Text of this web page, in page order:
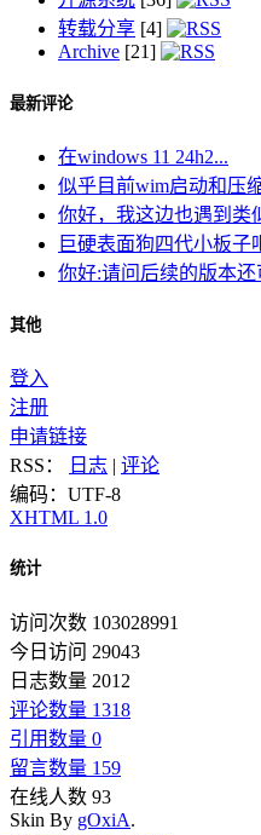
转载分享 [4]
Archive [21]
最新评论
在windows 11 24h2...
似乎目前wim启动和压
你好，我这边也遇到类
巨硬表面狗四代小板子
你好:请问后续的版本还
其他
登入
注册
申请链接
RSS：
日志 | 评论
编码：UTF-8
XHTML 1.0
统计
访问次数 103028991
今日访问 29043
日志数量 2012
评论数量 1318
引用数量 0
留言数量 159
在线人数 93
Skin By gOxiA.